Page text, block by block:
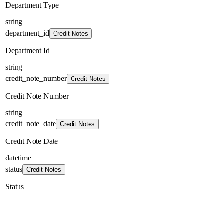
Department Type
string
department_id Credit Notes
Department Id
string
credit_note_number Credit Notes
Credit Note Number
string
credit_note_date Credit Notes
Credit Note Date
datetime
status Credit Notes
Status